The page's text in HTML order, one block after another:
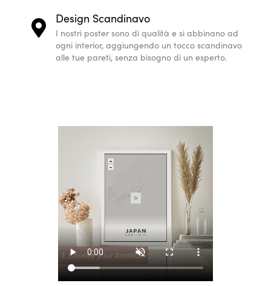
Design Scandinavo
I nostri poster sono di qualità e si abbinano ad
ogni interior, aggiungendo un tocco scandinavo
alle tue pareti, senza bisogno di un esperto.